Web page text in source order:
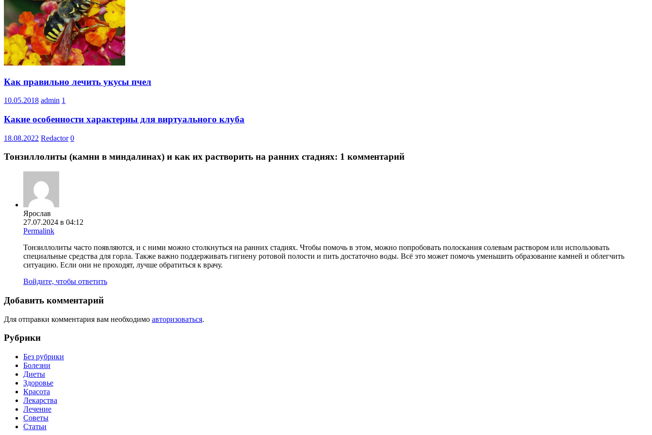
Как правильно лечить укусы пчел
10.05.2018 admin 1
Какие особенности характерны для виртуального клуба
18.08.2022 Redactor 0
Тонзиллолиты (камни в миндалинах) и как их растворить на ранних стадиях: 1 комментарий
Ярослав
27.07.2024 в 04:12
Permalink
Тонзиллолиты часто появляются, и с ними можно столкнуться на ранних стадиях. Чтобы помочь в этом, можно попробовать полоскания солевым раствором или использовать
специальные средства для горла. Также важно поддерживать гигиену ротовой полости и пить достаточно воды. Всё это может помочь уменьшить образование камней и облегчить
ситуацию. Если они не проходят, лучше обратиться к врачу.
Войдите, чтобы ответить
Добавить комментарий
Для отправки комментария вам необходимо авторизоваться.
Рубрики
Без рубрики
Болезни
Диеты
Здоровье
Красота
Лекарства
Лечение
Советы
Статьи